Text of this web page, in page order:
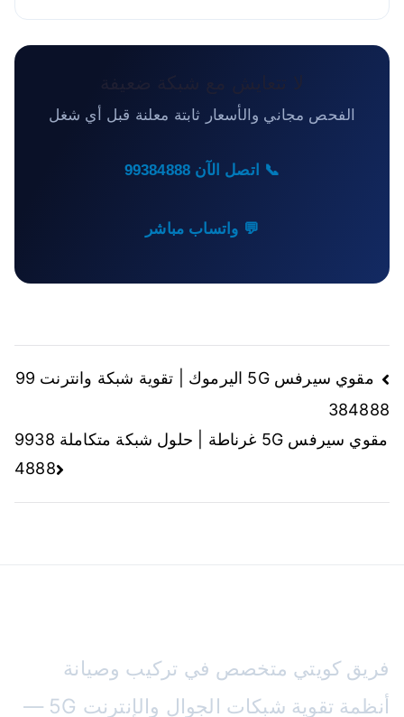
الفحص مجاني والأسعار ثابتة معلنة قبل أي شغل
📞 اتصل الآن 99384888
💬 واتساب مباشر
تصفّح
المقالات
مقوي سيرفس 5G اليرموك | تقوية شبكة وانترنت 99
384888
مقوي سيرفس 5G غرناطة | حلول شبكة متكاملة 9938
4888
فريق كويتي متخصص في تركيب وصيانة
أنظمة تقوية شبكات الجوال والإنترنت 5G —